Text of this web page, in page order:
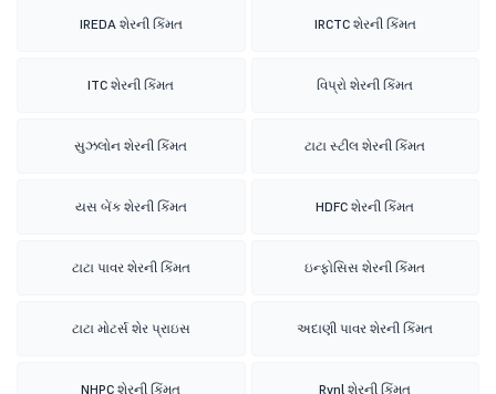
IREDA શેરની કિંમત IRCTC શેરની કિંમત
ITC શેરની કિંમત વિપ્રો શેરની કિંમત
સુઝલોન શેરની કિંમત ટાટા સ્ટીલ શેરની કિંમત
યસ બેંક શેરની કિંમત HDFC શેરની કિંમત
ટાટા પાવર શેરની કિંમત ઇન્ફોસિસ શેરની કિંમત
ટાટા મોટર્સ શેર પ્રાઇસ અદાણી પાવર શેરની કિંમત
NHPC શેરની કિંમત Rvnl શેરની કિંમત